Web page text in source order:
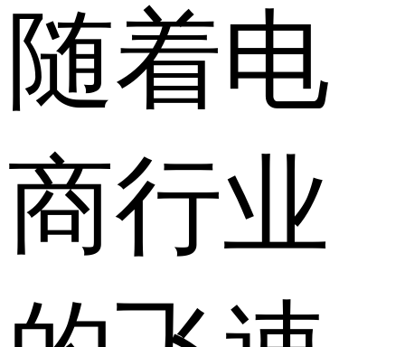
随着电
商行业